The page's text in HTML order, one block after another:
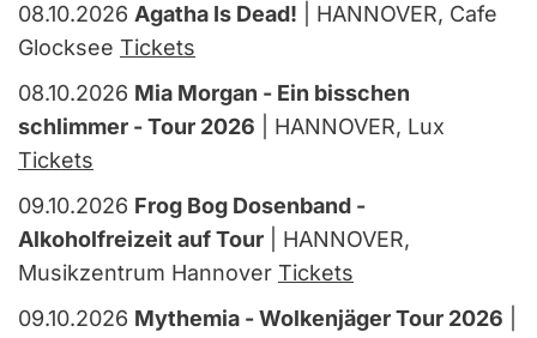
08.10.2026 Agatha Is Dead! | HANNOVER, Cafe
Glocksee Tickets
08.10.2026 Mia Morgan - Ein bisschen
schlimmer - Tour 2026 | HANNOVER, Lux
Tickets
09.10.2026 Frog Bog Dosenband -
Alkoholfreizeit auf Tour | HANNOVER,
Musikzentrum Hannover Tickets
09.10.2026 Mythemia - Wolkenjäger Tour 2026